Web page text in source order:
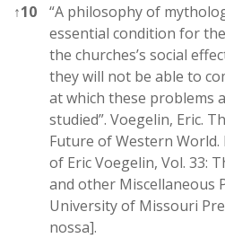
↑10
“A philosophy of
essential condition for
the churches’s social
they will not be able to
at which these problems
studied”. Voegelin, Eric.
Future of Western World.
of Eric Voegelin, Vol. 33:
and other Miscellaneous
University of Missouri
nossa].